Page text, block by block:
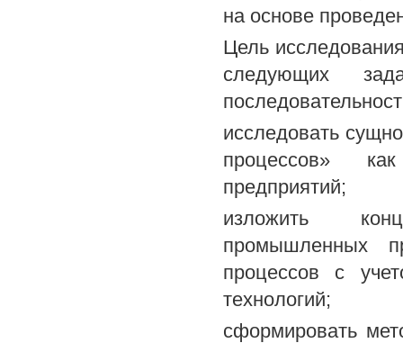
на основе
Цель
следующих
исследовать
процессов»
предприятий;
изложить
промышленных
процессов с
технологий;
сформировать